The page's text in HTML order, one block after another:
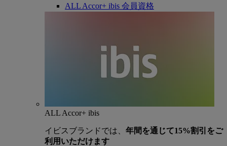
ALL Accor+ ibis 会員資格
ALL Accor+ ibis
イビスブランドでは、 年間を通じて15%割引をご
利用いただけます